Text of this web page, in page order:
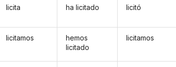
licita
licitamos
ha licitado
hemos
licitado
licitó
licitamos